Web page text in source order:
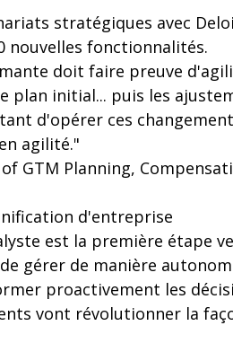
stratégiques avec
nouvelles fonctionnalités.
doit faire preuve
plan initial... puis les
d'opérer ces
agilité."
of GTM Planning,
d'entreprise
est la première étape
gérer de manière
proactivement les
vont révolutionner la